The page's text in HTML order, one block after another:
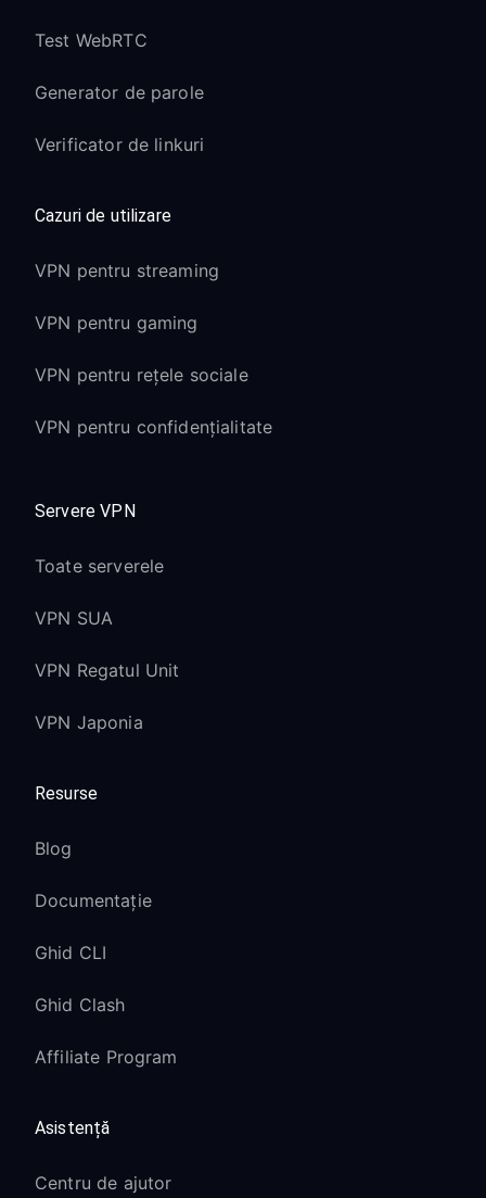
Test WebRTC
Generator de parole
Verificator de linkuri
Cazuri de utilizare
VPN pentru streaming
VPN pentru gaming
VPN pentru rețele sociale
VPN pentru confidențialitate
Servere VPN
Toate serverele
VPN SUA
VPN Regatul Unit
VPN Japonia
Resurse
Blog
Documentație
Ghid CLI
Ghid Clash
Affiliate Program
Asistență
Centru de ajutor